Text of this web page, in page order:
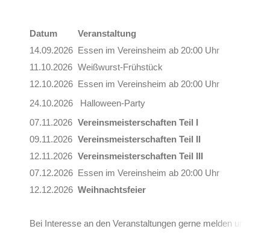
Datum
Veranstaltung
14.09.2026 Essen im Vereinsheim ab 20:00 Uhr
11.10.2026 Weißwurst-Frühstück
12.10.2026 Essen im Vereinsheim ab 20:00 Uhr
24.10.2026
Halloween-Party
07.11.2026 Vereinsmeisterschaften Teil I
09.11.2026 Vereinsmeisterschaften Teil II
12.11.2026 Vereinsmeisterschaften Teil III
07.12.2026 Essen im Vereinsheim ab 20:00 Uhr
12.12.2026 Weihnachtsfeier
Bei Interesse an den Veranstaltungen gerne melden unter